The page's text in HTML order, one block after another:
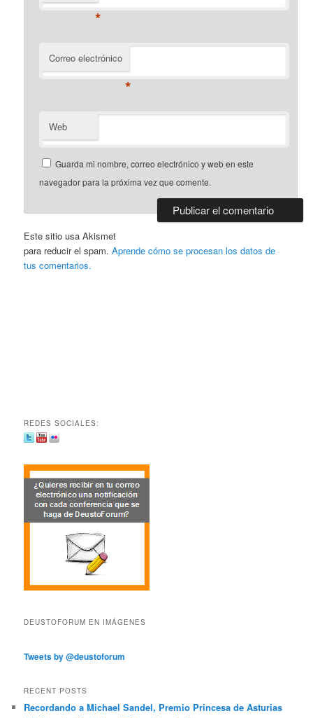
*
Correo electrónico
*
Web
Guarda mi nombre, correo electrónico y web en este
navegador para la próxima vez que comente.
Este sitio usa Akismet
para reducir el spam.Aprende cómo se procesan los datos de
tus comentarios.
REDES SOCIALES:
DEUSTOFORUM EN IMÁGENES
Tweets by @deustoforum
RECENT POSTS
Recordando a Michael Sandel, Premio Princesa de Asturias